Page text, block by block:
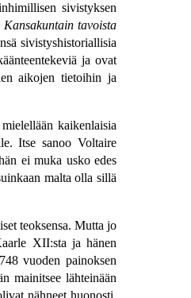
sivistyksen
tavoista
sivistyshistoriallisia
ja ovat
aikojen tietoihin ja
kaikenlaisia
Itse sanoo Voltaire
ei muka usko edes
malta olla sillä
teoksensa. Mutta jo
XII:sta ja hänen
vuoden painoksen
mainitsee lähteinään
nähneet huonosti,